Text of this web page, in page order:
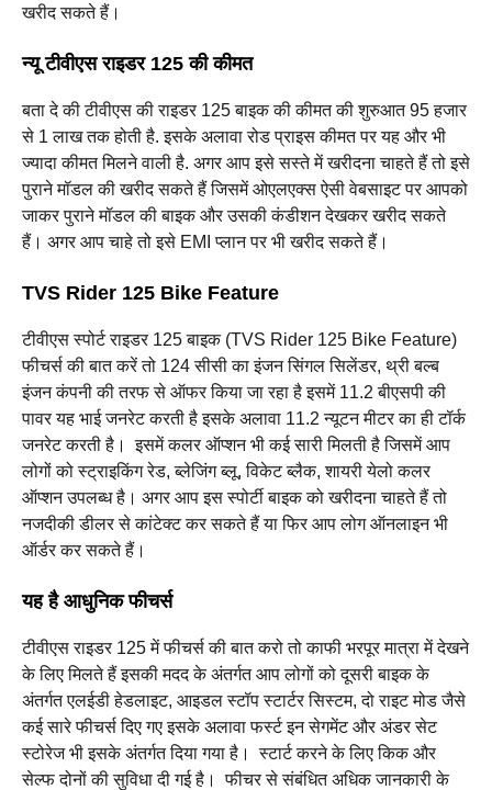
खरीद सकते हैं।
न्यू टीवीएस राइडर 125 की कीमत
बता दे की टीवीएस की राइडर 125 बाइक की कीमत की शुरुआत 95 हजार
से 1 लाख तक होती है. इसके अलावा रोड प्राइस कीमत पर यह और भी
ज्यादा कीमत मिलने वाली है. अगर आप इसे सस्ते में खरीदना चाहते हैं तो इसे
पुराने मॉडल की खरीद सकते हैं जिसमें ओएलएक्स ऐसी वेबसाइट पर आपको
जाकर पुराने मॉडल की बाइक और उसकी कंडीशन देखकर खरीद सकते
हैं। अगर आप चाहे तो इसे EMI प्लान पर भी खरीद सकते हैं। ‌
TVS Rider 125 Bike Feature
टीवीएस स्पोर्ट राइडर 125 बाइक (TVS Rider 125 Bike Feature)
फीचर्स की बात करें तो 124 सीसी का इंजन सिंगल सिलेंडर, थ्री बल्ब
इंजन कंपनी की तरफ से ऑफर किया जा रहा है इसमें 11.2 बीएसपी की
पावर यह भाई जनरेट करती है इसके अलावा 11.2 न्यूटन मीटर का ही टॉर्क
जनरेट करती है। ‌ इसमें कलर ऑप्शन भी कई सारी मिलती है जिसमें आप
लोगों को स्ट्राइकिंग रेड, ब्लेजिंग ब्लू, विकेट ब्लैक, शायरी येलो कलर
ऑप्शन उपलब्ध है। अगर आप इस स्पोर्टी बाइक को खरीदना चाहते हैं तो
नजदीकी डीलर से कांटेक्ट कर सकते हैं या फिर आप लोग ऑनलाइन भी
ऑर्डर कर सकते हैं। ‌
यह है आधुनिक फीचर्स
टीवीएस राइडर 125 में फीचर्स की बात करो तो काफी भरपूर मात्रा में देखने
के लिए मिलते हैं इसकी मदद के अंतर्गत आप लोगों को दूसरी बाइक के
अंतर्गत एलईडी हेडलाइट, आइडल स्टॉप स्टार्टर सिस्टम, दो राइट मोड जैसे
कई सारे फीचर्स दिए गए इसके अलावा फर्स्ट इन सेगमेंट और अंडर सेट
स्टोरेज भी इसके अंतर्गत दिया गया है। ‌ स्टार्ट करने के लिए किक और
सेल्फ दोनों की सुविधा दी गई है। ‌ फीचर से संबंधित अधिक जानकारी के